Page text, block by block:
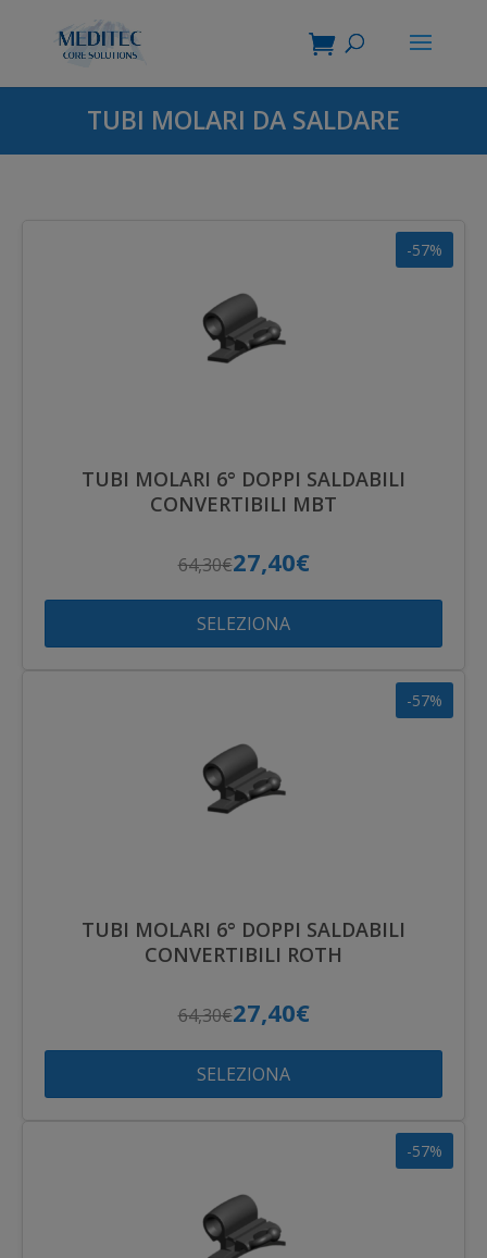
TUBI MOLARI DA SALDARE
-57%
TUBI MOLARI 6° DOPPI SALDABILI
CONVERTIBILI MBT
64,30€27,40€
SELEZIONA
-57%
TUBI MOLARI 6° DOPPI SALDABILI
CONVERTIBILI ROTH
64,30€27,40€
SELEZIONA
-57%